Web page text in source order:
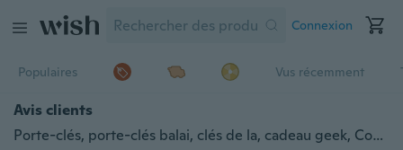
Connexion
Populaires Vus récemment
Avis clients
Porte-clés, porte-clés balai, clés de la, cadeau geek, Cosplay